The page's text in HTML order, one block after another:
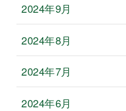
2024年9月
2024年8月
2024年7月
2024年6月